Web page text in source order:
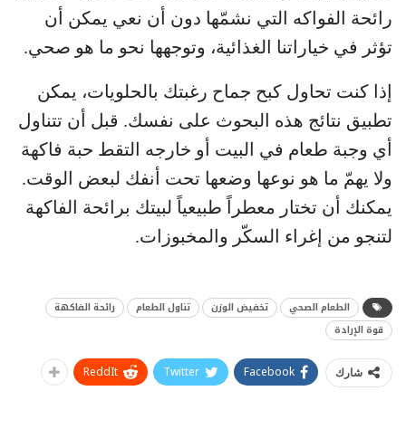
رائحة الفواكه التي نشمّها دون أن نعي يمكن أن
تؤثر في خياراتنا الغذائية، وتوجهها نحو ما هو صحي.
إذا كنت تحاول كبح جماح رغبتك بالحلويات، يمكن
تطبيق نتائج هذه البحوث على نفسك. قبل أن تتناول
أي وجبة طعام في البيت أو خارجه التقط حبة فاكهة
ولا يهمّ ما هو نوعها وضعها تحت أنفك لبعض الوقت.
يمكنك أن تختار معطراً طبيعياً لبيتك برائحة الفاكهة
لتنجو من إغراء السكّر والمخبوزات.
الطعام الصحي تخفيض الوزن تناول الطعام
رائحة الفاكهة
قوة الإرادة
شارك Facebook
Twitter
ReddIt